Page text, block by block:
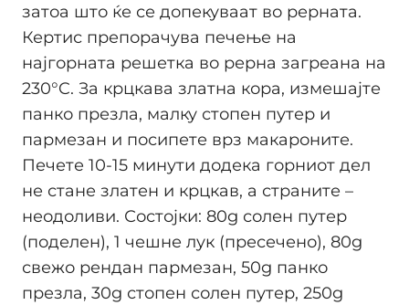
затоа што ќе се допекуваат во рерната.
Кертис препорачува печење на
најгорната решетка во рерна загреана на
230°C. За крцкава златна кора, измешајте
пaнко презла, малку стопен путер и
пармезан и посипете врз макароните.
Печете 10-15 минути додека горниот дел
не стане златен и крцкав, а страните –
неодоливи. Состојки: 80g солен путер
(поделен), 1 чешне лук (пресечено), 80g
свежо рендан пармезан, 50g панко
презла, 30g стопен солен путер, 250g